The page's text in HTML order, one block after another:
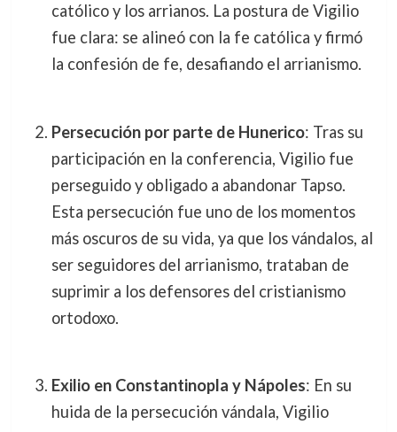
católico y los arrianos. La postura de Vigilio
fue clara: se alineó con la fe católica y firmó
la confesión de fe, desafiando el arrianismo.
Persecución por parte de Hunerico: Tras su
participación en la conferencia, Vigilio fue
perseguido y obligado a abandonar Tapso.
Esta persecución fue uno de los momentos
más oscuros de su vida, ya que los vándalos, al
ser seguidores del arrianismo, trataban de
suprimir a los defensores del cristianismo
ortodoxo.
Exilio en Constantinopla y Nápoles: En su
huida de la persecución vándala, Vigilio